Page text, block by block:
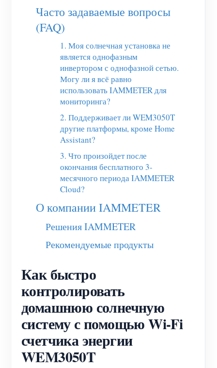
Часто задаваемые вопросы
(FAQ)
1. Моя солнечная установка не
является однофазным
инвертором с однофазной сетью.
Могу ли я всё равно
использовать IAMMETER для
мониторинга?
2. Поддерживает ли WEM3050T
другие платформы, кроме Home
Assistant?
3. Что произойдет после
окончания бесплатного 3-
месячного периода IAMMETER
Cloud?
О компании IAMMETER
Решения IAMMETER
Рекомендуемые продукты
Как быстро
контролировать
домашнюю солнечную
систему с помощью Wi-Fi
счетчика энергии
WEM3050T